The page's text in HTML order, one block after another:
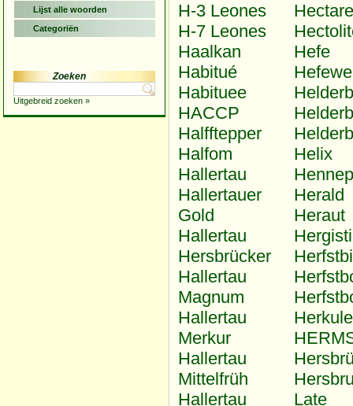
Lijst alle woorden
Categoriën
Zoeken
Uitgebreid zoeken »
H-3 Leones
H-7 Leones
Haalkan
Habitué
Habituee
HACCP
Halfftepper
Halfom
Hallertau
Hallertauer
Gold
Hallertau
Hersbrücker
Hallertau
Magnum
Hallertau
Merkur
Hallertau
Mittelfrüh
Hallertau
Hectare
Hefe
Helix
Herald
Heraut
Late